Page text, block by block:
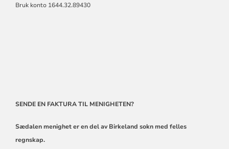
Bruk konto 1644.32.89430
SENDE EN FAKTURA TIL MENIGHETEN?
Sædalen menighet er en del av Birkeland sokn med felles
regnskap.